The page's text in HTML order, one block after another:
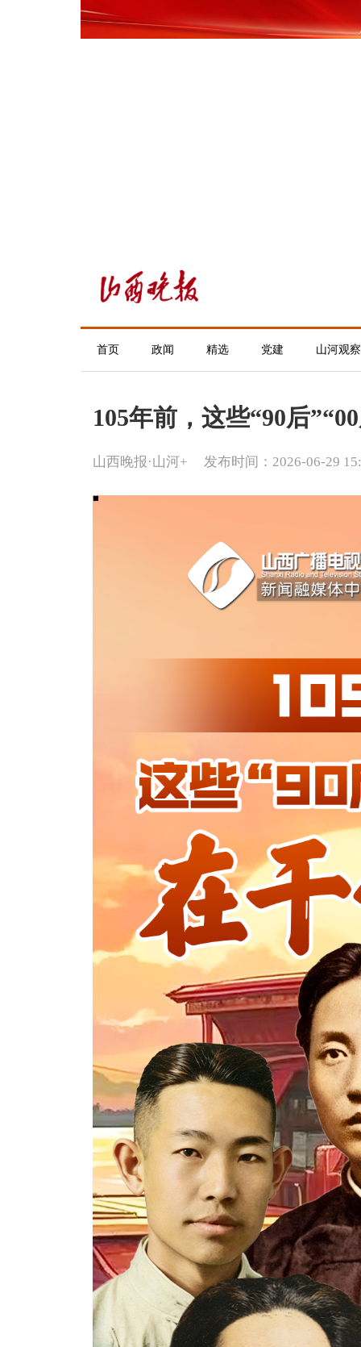
首页 政闻 精选 党建 山河观察
105年前，这些“90后
山西晚报·山河+ 发布时间：2026-06-29